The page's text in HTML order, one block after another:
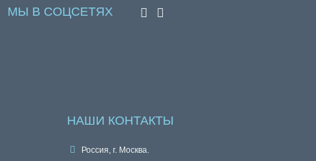
МЫ В СОЦСЕТЯХ
НАШИ КОНТАКТЫ
Россия, г. Москва.